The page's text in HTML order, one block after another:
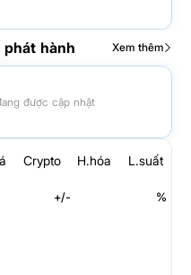
hành Xem thêm
được cập nhật
Crypto H.hóa L.suất
+/- %